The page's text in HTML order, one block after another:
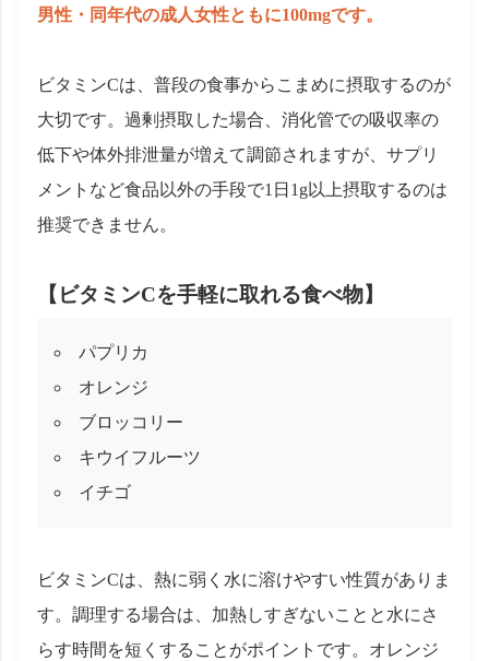
男性・同年代の成人女性ともに100mgです。
ビタミンCは、普段の食事からこまめに摂取するのが
大切です。過剰摂取した場合、消化管での吸収率の
低下や体外排泄量が増えて調節されますが、サプリ
メントなど食品以外の手段で1日1g以上摂取するのは
推奨できません。
【ビタミンCを手軽に取れる食べ物】
パプリカ
オレンジ
ブロッコリー
キウイフルーツ
イチゴ
ビタミンCは、熱に弱く水に溶けやすい性質がありま
す。調理する場合は、加熱しすぎないことと水にさ
らす時間を短くすることがポイントです。オレンジ